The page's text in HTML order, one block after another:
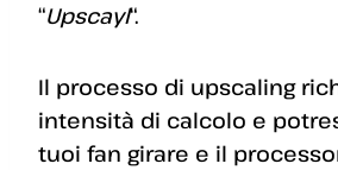
“Upscayl“.
Il processo di upscaling
intensità di calcolo e
tuoi fan girare e il